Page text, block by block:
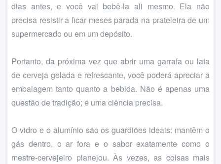
dias antes, e você vai bebê-la ali mesmo. Ela não
precisa resistir a ficar meses parada na prateleira de um
supermercado ou em um depósito.
Portanto, da próxima vez que abrir uma garrafa ou lata
de cerveja gelada e refrescante, você poderá apreciar a
embalagem tanto quanto a bebida. Não é apenas uma
questão de tradição; é uma ciência precisa.
O vidro e o alumínio são os guardiões ideais: mantêm o
gás dentro, o ar fora e o sabor exatamente como o
mestre-cervejeiro planejou. Às vezes, as coisas mais